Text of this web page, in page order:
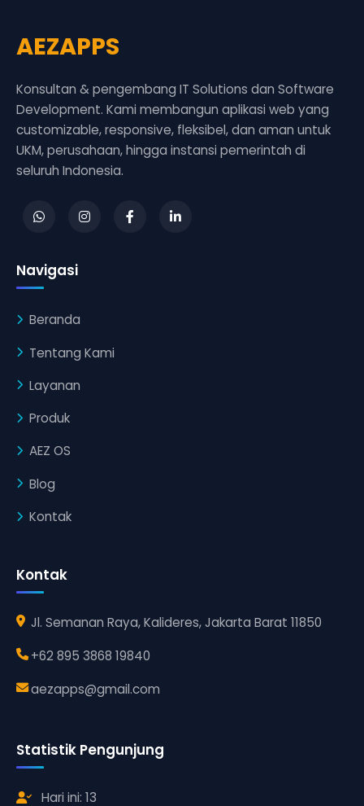
AEZAPPS
Konsultan & pengembang IT Solutions dan Software
Development. Kami membangun aplikasi web yang
customizable, responsive, fleksibel, dan aman untuk
UKM, perusahaan, hingga instansi pemerintah di
seluruh Indonesia.
Navigasi
Beranda
Tentang Kami
Layanan
Produk
AEZ OS
Blog
Kontak
Kontak
Jl. Semanan Raya, Kalideres, Jakarta Barat 11850
+62 895 3868 19840
aezapps@gmail.com
Statistik Pengunjung
Hari ini: 13